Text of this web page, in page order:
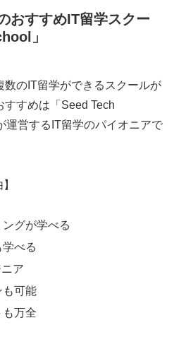
おすすめIT留学スクー
」
数のIT留学ができるスクールが
すめは「Seed Tech
運営するIT留学のパイオニアで
グが学べる
べる
ア
も可能
万全